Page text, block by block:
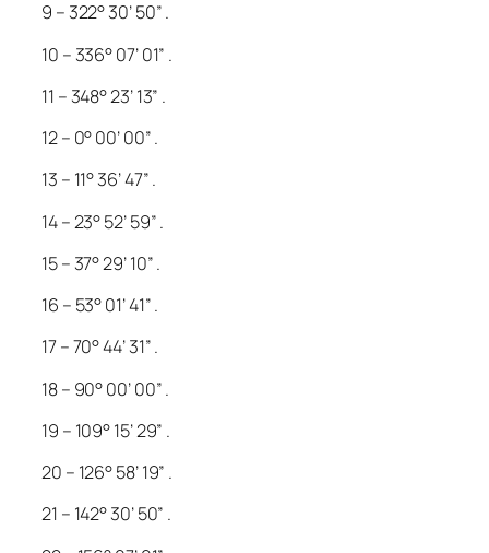
9 – 322° 30’ 50” .
10 – 336° 07’ 01” .
11 – 348° 23’ 13” .
12 – 0° 00’ 00” .
13 – 11° 36’ 47” .
14 – 23° 52’ 59” .
15 – 37° 29’ 10” .
16 – 53° 01’ 41” .
17 – 70° 44’ 31” .
18 – 90° 00’ 00” .
19 – 109° 15’ 29” .
20 – 126° 58’ 19” .
21 – 142° 30’ 50” .